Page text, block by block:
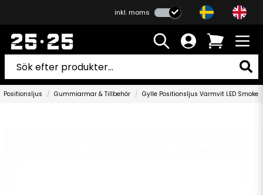
inkl. moms
Positionsljus Gummiarmar & Tillbehör Gylle Positionsljus Varmvit LED Smoke